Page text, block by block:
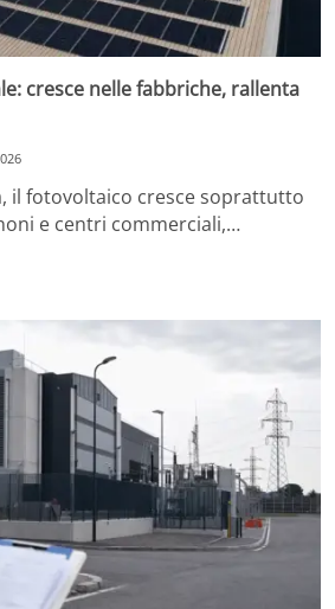
cresce nelle fabbriche, rallenta
il fotovoltaico cresce soprattutto
e centri commerciali,…